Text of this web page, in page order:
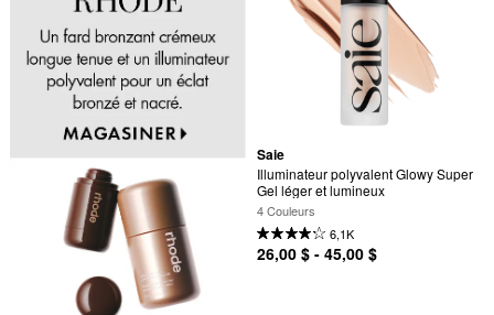
Saie
Illuminateur polyvalent Glowy Super
Gel léger et lumineux
4 Couleurs
6,1K
26,00 $ - 45,00 $